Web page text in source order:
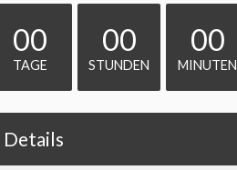
00
TAGE
00
STUNDEN
00
MINUTEN
Details